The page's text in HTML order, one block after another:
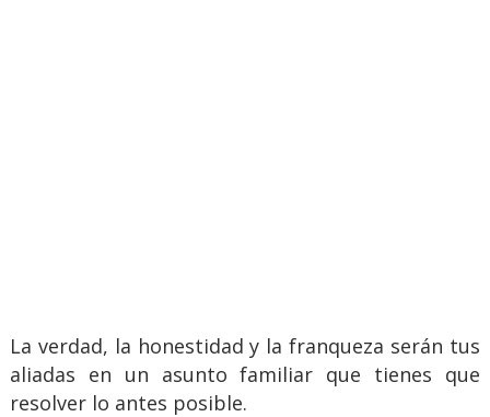
La verdad, la honestidad y la franqueza serán tus
aliadas en un asunto familiar que tienes que
resolver lo antes posible.